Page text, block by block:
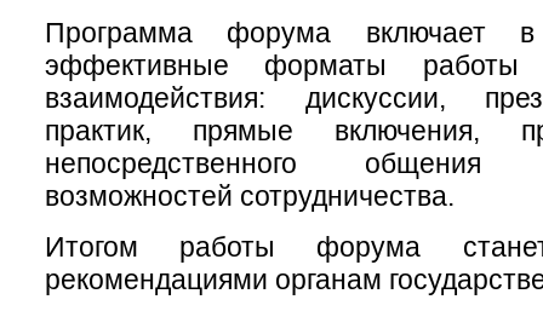
Программа форума включает
эффективные форматы работы
взаимодействия: дискуссии,
практик, прямые включения,
непосредственного
возможностей сотрудничества.
Итогом работы форума
рекомендациями органам